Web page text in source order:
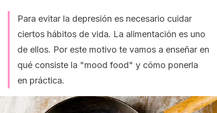
Para evitar la depresión es necesario cuidar
ciertos hábitos de vida. La alimentación es uno
de ellos. Por este motivo te vamos a enseñar en
qué consiste la "mood food" y cómo ponerla
en práctica.